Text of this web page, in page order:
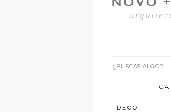
DECO